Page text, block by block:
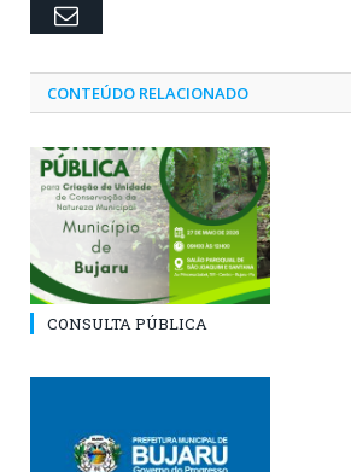
Email
CONTEÚDO RELACIONADO
CONSULTA PÚBLICA